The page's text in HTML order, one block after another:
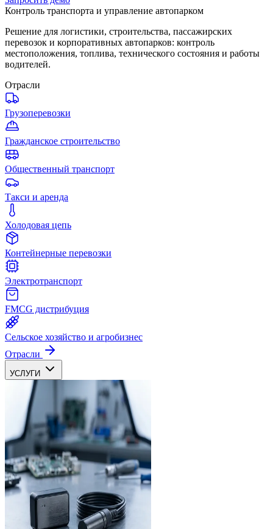
Контроль транспорта и управление автопарком
Решение для логистики, строительства, пассажирских
перевозок и корпоративных автопарков: контроль
местоположения, топлива, технического состояния и работы
водителей.
Отрасли
Грузоперевозки
Гражданское строительство
Общественный транспорт
Такси и аренда
Холодовая цепь
Контейнерные перевозки
Электротранспорт
FMCG дистрибуция
Сельское хозяйство и агробизнес
Отрасли
УСЛУГИ